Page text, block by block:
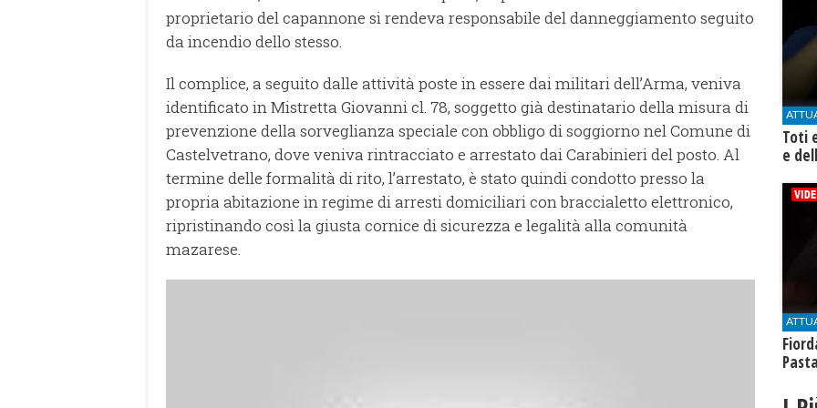
proprietario del capannone si rendeva responsabile del danneggiamento seguito
da incendio dello stesso.
Il complice, a seguito dalle attività poste in essere dai militari dell’Arma, veniva
identificato in Mistretta Giovanni cl. 78, soggetto già destinatario della misura di
prevenzione della sorveglianza speciale con obbligo di soggiorno nel Comune di
Castelvetrano, dove veniva rintracciato e arrestato dai Carabinieri del posto. Al
termine delle formalità di rito, l’arrestato, è stato quindi condotto presso la
propria abitazione in regime di arresti domiciliari con braccialetto elettronico,
ripristinando così la giusta cornice di sicurezza e legalità alla comunità
mazarese.
Toti
e